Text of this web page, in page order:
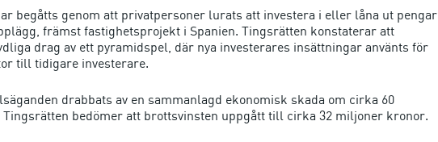
begåtts genom att privatpersoner lurats att investera i eller låna ut pengar
främst fastighetsprojekt i Spanien. Tingsrätten konstaterar att
drag av ett pyramidspel, där nya investerares insättningar använts för
till tidigare investerare.
drabbats av en sammanlagd ekonomisk skada om cirka 60
bedömer att brottsvinsten uppgått till cirka 32 miljoner kronor.